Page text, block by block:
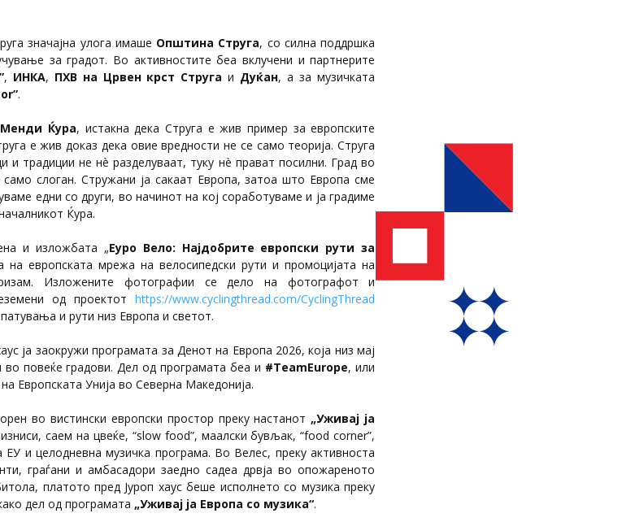
значајна улога имаше Општина Струга, со силна поддршка
за градот. Во активностите беа вклучени и партнерите
, ИНКА, ПХВ на Црвен крст Струга и Дуќан, а за музичката
.
Менди Ќура, истакна дека Струга е жив пример за европските
е жив доказ дека овие вредности не се само теорија. Струга
и традиции не нè разделуваат, туку нè прават посилни. Град во
слоган. Стружани ја сакаат Европа, затоа што Европа сме
едни со други, во начинот на кој соработуваме и ја градиме
Ќура.
и изложбата „Еуро Вело: Најдобрите европски рути за
на европската мрежа на велосипедски рути и промоцијата на
Изложените фотографии се дело на фотографот и
од проектотhttps://www.cyclingthread.com/CyclingThread
и рути низ Европа и светот.
ја заокружи програмата за Денот на Европа 2026, која низ мај
во повеќе градови. Дел од програмата беа и #TeamEurope, или
Европската Унија во Северна Македонија.
во вистински европски простор преку настанот „Уживај ја
саем на цвеќе, “slow food”, маалски бувљак, “food corner”,
и целодневна музичка програма. Во Велес, преку активноста
граѓани и амбасадори заедно садеа дрвја во опожареното
платото пред Јуроп хаус беше исполнето со музика преку
дел од програмата „Уживај ја Европа со музика“.